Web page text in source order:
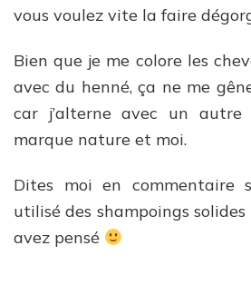
vous voulez vite la faire
Bien que je me colore les
avec du henné, ça ne me
car j’alterne avec un autre
marque nature et moi.
Dites moi en commentaire
utilisé des shampoings
avez pensé